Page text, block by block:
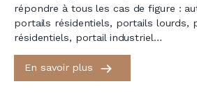
répondre à tous les cas de figure :
portails résidentiels, portails lourds,
résidentiels, portail industriel…
En savoir plus